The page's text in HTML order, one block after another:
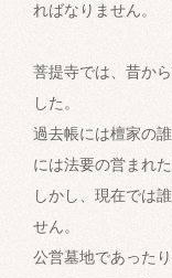
ればなりません。
菩提寺では、昔か
した。
過去帳には檀家の
には法要の営まれ
しかし、現在では
せん。
公営墓地であった